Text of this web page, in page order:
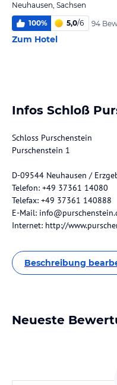
Neuhausen, Sachsen
100% 5,0/6 94
Zum Hotel
Infos Schloß
Schloss Purschenstein
Purschenstein 1
D-09544 Neuhausen /
Telefon: +49 37361 14080
Telefax: +49 37361 140888
E-Mail:
Internet: http://
Beschreibung
Neueste